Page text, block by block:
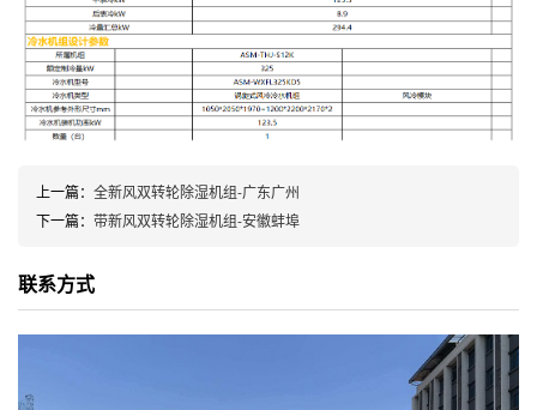
上一篇： 全新风双转轮除湿机组-广东广州
下一篇： 带新风双转轮除湿机组-安徽蚌埠
联系方式